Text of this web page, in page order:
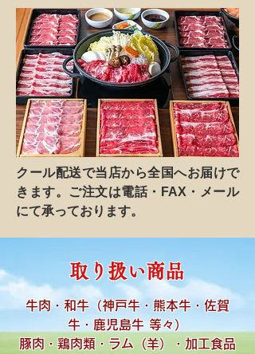
クール配送で当店から全国へお届けで
きます。ご注文は電話・FAX・メール
にて承っております。
取り扱い商品
牛肉・和牛（神戸牛・熊本牛・佐賀
牛・鹿児島牛 等々）
豚肉・鶏肉類・ラム（羊）・加工食品